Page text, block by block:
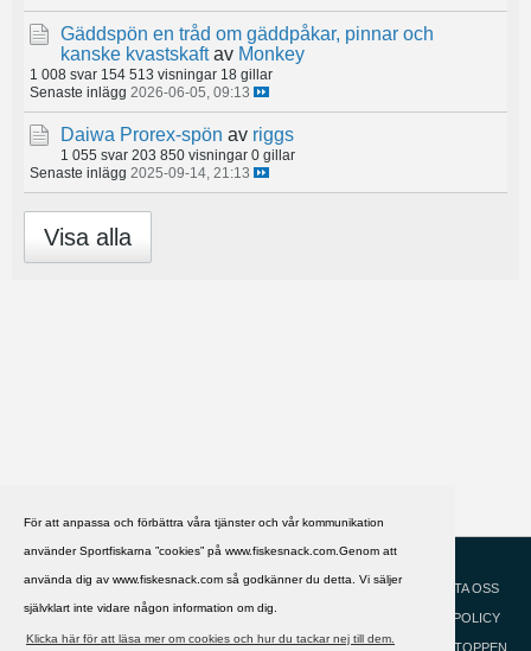
För att anpassa och förbättra våra tjänster och vår kommunikation
använder Sportfiskarna ”cookies” på www.fiskesnack.com.Genom att
använda dig av www.fiskesnack.com så godkänner du detta. Vi säljer
självklart inte vidare någon information om dig.
Klicka här för att läsa mer om cookies och hur du tackar nej till dem.
Gäddspön en tråd om gäddpåkar, pinnar och
kanske kvastskaft av Monkey
1 008 svar 154 513 visningar 18 gillar
Senaste inlägg 2026-06-05, 09:13
Daiwa Prorex-spön av riggs
1 055 svar 203 850 visningar 0 gillar
Senaste inlägg 2025-09-14, 21:13
Visa alla
HJÄLP
KONTAKTA OSS
COOKIEPOLICY
GÅ TILL TOPPEN